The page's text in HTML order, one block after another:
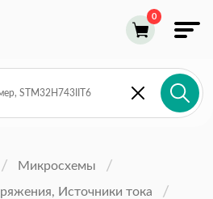
Микросхемы
Источники тока